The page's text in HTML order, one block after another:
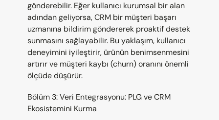
gönderebilir. Eğer kullanıcı kurumsal bir alan
adından geliyorsa, CRM bir müşteri başarı
uzmanına bildirim göndererek proaktif destek
sunmasını sağlayabilir. Bu yaklaşım, kullanıcı
deneyimini iyileştirir, ürünün benimsenmesini
artırır ve müşteri kaybı (churn) oranını önemli
ölçüde düşürür.
Bölüm 3: Veri Entegrasyonu: PLG ve CRM
Ekosistemini Kurma